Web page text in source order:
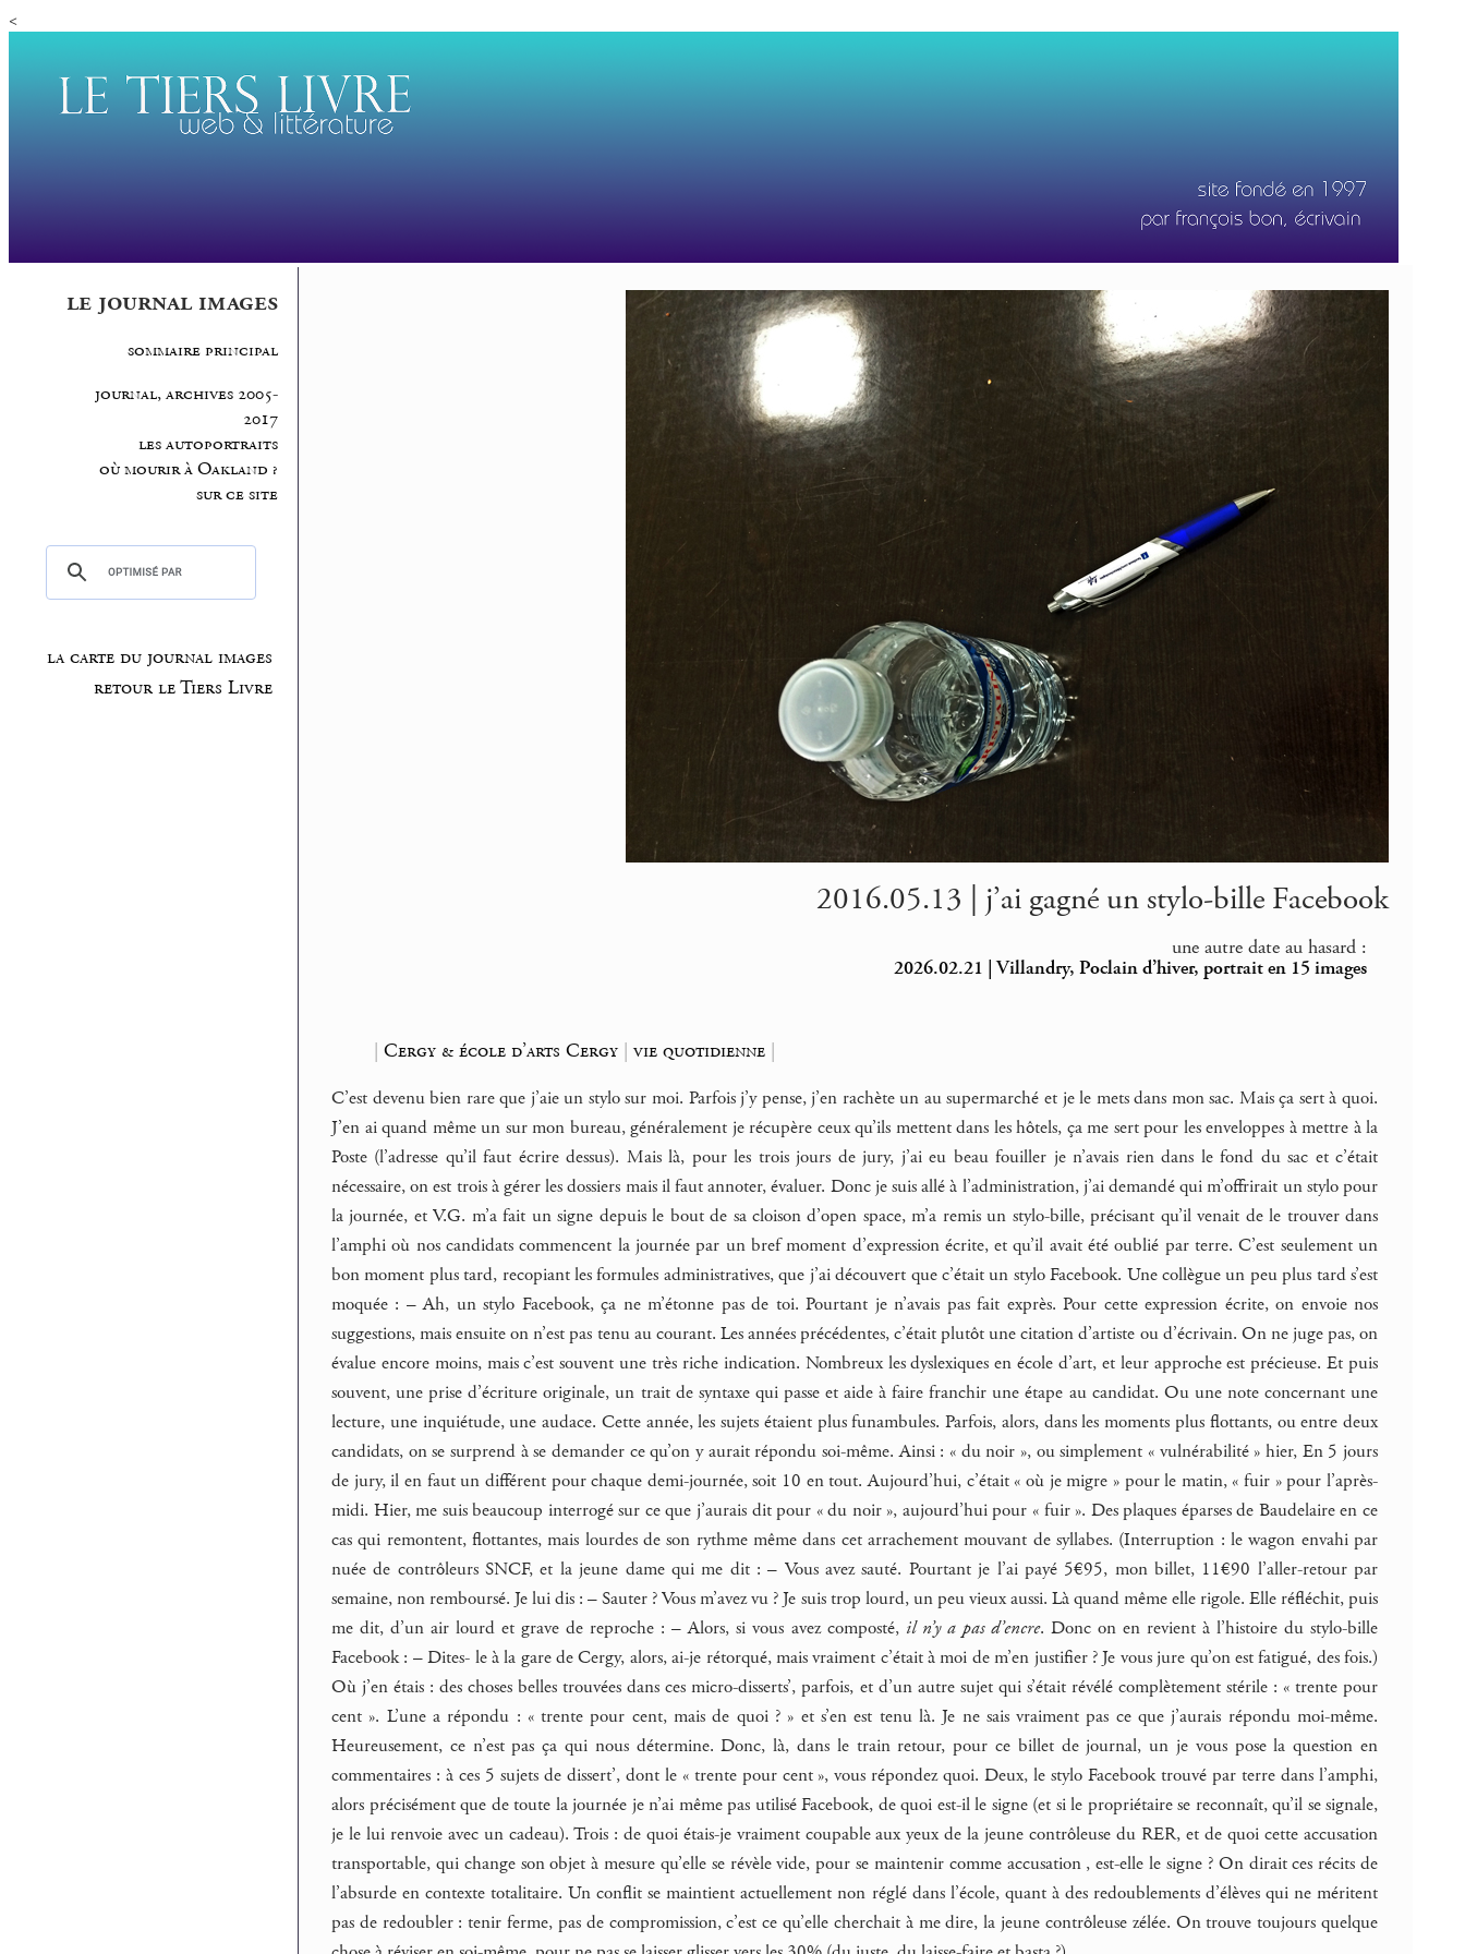
<
le journal images
sommaire principal
journal, archives 2005-
2017
les autoportraits
où mourir à Oakland ?
sur ce site
la carte du journal images
retour le Tiers Livre
2016.05.13 | j’ai gagné un stylo-bille Facebook
une autre date au hasard :
2026.02.21 | Villandry, Poclain d’hiver, portrait en 15 images
|Cergy & école d’arts Cergy |vie quotidienne |
C’est devenu bien rare que j’aie un stylo sur moi. Parfois j’y pense, j’en rachète un au supermarché et je le mets dans mon sac. Mais ça sert à quoi.
J’en ai quand même un sur mon bureau, généralement je récupère ceux qu’ils mettent dans les hôtels, ça me sert pour les enveloppes à mettre à la
Poste (l’adresse qu’il faut écrire dessus). Mais là, pour les trois jours de jury, j’ai eu beau fouiller je n’avais rien dans le fond du sac et c’était
nécessaire, on est trois à gérer les dossiers mais il faut annoter, évaluer. Donc je suis allé à l’administration, j’ai demandé qui m’offrirait un stylo pour
la journée, et V.G. m’a fait un signe depuis le bout de sa cloison d’open space, m’a remis un stylo-bille, précisant qu’il venait de le trouver dans
l’amphi où nos candidats commencent la journée par un bref moment d’expression écrite, et qu’il avait été oublié par terre. C’est seulement un
bon moment plus tard, recopiant les formules administratives, que j’ai découvert que c’était un stylo Facebook. Une collègue un peu plus tard s’est
moquée : – Ah, un stylo Facebook, ça ne m’étonne pas de toi. Pourtant je n’avais pas fait exprès. Pour cette expression écrite, on envoie nos
suggestions, mais ensuite on n’est pas tenu au courant. Les années précédentes, c’était plutôt une citation d’artiste ou d’écrivain. On ne juge pas, on
évalue encore moins, mais c’est souvent une très riche indication. Nombreux les dyslexiques en école d’art, et leur approche est précieuse. Et puis
souvent, une prise d’écriture originale, un trait de syntaxe qui passe et aide à faire franchir une étape au candidat. Ou une note concernant une
lecture, une inquiétude, une audace. Cette année, les sujets étaient plus funambules. Parfois, alors, dans les moments plus flottants, ou entre deux
candidats, on se surprend à se demander ce qu’on y aurait répondu soi-même. Ainsi : « du noir », ou simplement « vulnérabilité » hier, En 5 jours
de jury, il en faut un différent pour chaque demi-journée, soit 10 en tout. Aujourd’hui, c’était « où je migre » pour le matin, « fuir » pour l’après-
midi. Hier, me suis beaucoup interrogé sur ce que j’aurais dit pour « du noir », aujourd’hui pour « fuir ». Des plaques éparses de Baudelaire en ce
cas qui remontent, flottantes, mais lourdes de son rythme même dans cet arrachement mouvant de syllabes. (Interruption : le wagon envahi par
nuée de contrôleurs SNCF, et la jeune dame qui me dit : – Vous avez sauté. Pourtant je l’ai payé 5€95, mon billet, 11€90 l’aller-retour par
semaine, non remboursé. Je lui dis : – Sauter ? Vous m’avez vu ? Je suis trop lourd, un peu vieux aussi. Là quand même elle rigole. Elle réfléchit, puis
me dit, d’un air lourd et grave de reproche : – Alors, si vous avez composté, il n’y a pas d’encre. Donc on en revient à l’histoire du stylo-bille
Facebook : – Dites- le à la gare de Cergy, alors, ai-je rétorqué, mais vraiment c’était à moi de m’en justifier ? Je vous jure qu’on est fatigué, des fois.)
Où j’en étais : des choses belles trouvées dans ces micro-disserts’, parfois, et d’un autre sujet qui s’était révélé complètement stérile : « trente pour
cent ». L’une a répondu : « trente pour cent, mais de quoi ? » et s’en est tenu là. Je ne sais vraiment pas ce que j’aurais répondu moi-même.
Heureusement, ce n’est pas ça qui nous détermine. Donc, là, dans le train retour, pour ce billet de journal, un je vous pose la question en
commentaires : à ces 5 sujets de dissert’, dont le « trente pour cent », vous répondez quoi. Deux, le stylo Facebook trouvé par terre dans l’amphi,
alors précisément que de toute la journée je n’ai même pas utilisé Facebook, de quoi est-il le signe (et si le propriétaire se reconnaît, qu’il se signale,
je le lui renvoie avec un cadeau). Trois : de quoi étais-je vraiment coupable aux yeux de la jeune contrôleuse du RER, et de quoi cette accusation
transportable, qui change son objet à mesure qu’elle se révèle vide, pour se maintenir comme accusation , est-elle le signe ? On dirait ces récits de
l’absurde en contexte totalitaire. Un conflit se maintient actuellement non réglé dans l’école, quant à des redoublements d’élèves qui ne méritent
pas de redoubler : tenir ferme, pas de compromission, c’est ce qu’elle cherchait à me dire, la jeune contrôleuse zélée. On trouve toujours quelque